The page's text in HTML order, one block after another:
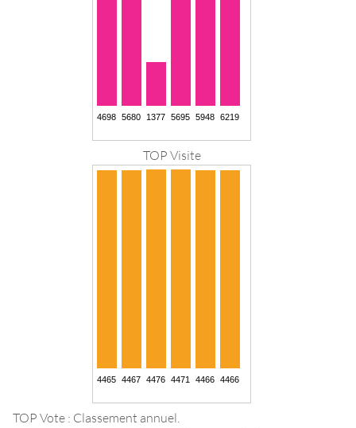
TOP Visite
TOP Vote : Classement annuel.